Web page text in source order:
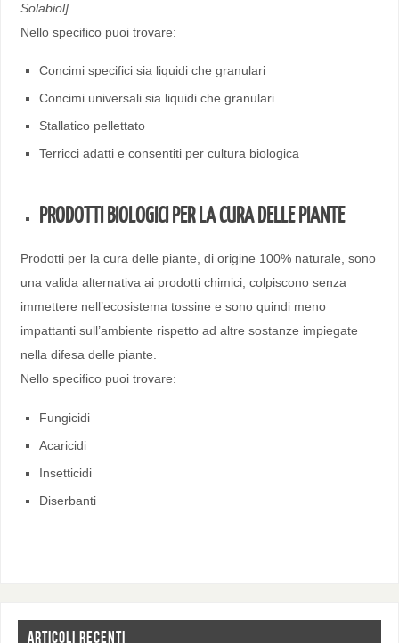
Solabiol]
Nello specifico puoi trovare:
Concimi specifici sia liquidi che granulari
Concimi universali sia liquidi che granulari
Stallatico pellettato
Terricci adatti e consentiti per cultura biologica
PRODOTTI BIOLOGICI PER LA CURA DELLE PIANTE
Prodotti per la cura delle piante, di origine 100% naturale, sono
una valida alternativa ai prodotti chimici, colpiscono senza
immettere nell’ecosistema tossine e sono quindi meno
impattanti sull’ambiente rispetto ad altre sostanze impiegate
nella difesa delle piante.
Nello specifico puoi trovare:
Fungicidi
Acaricidi
Insetticidi
Diserbanti
ARTICOLI RECENTI